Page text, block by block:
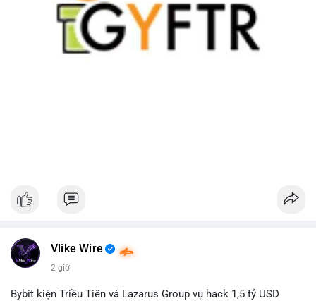
Vlike Wire
2 giờ
Bybit kiện Triều Tiên và Lazarus Group vụ hack 1,5 tỷ USD